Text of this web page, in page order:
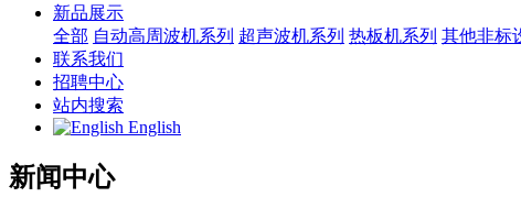
新品展示
全部 自动高周波机系列 超声波机系列 热板机系列 其他非标
联系我们
招聘中心
站内搜索
English
新闻中心